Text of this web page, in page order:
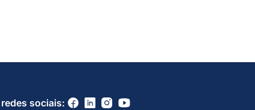
redes sociais: